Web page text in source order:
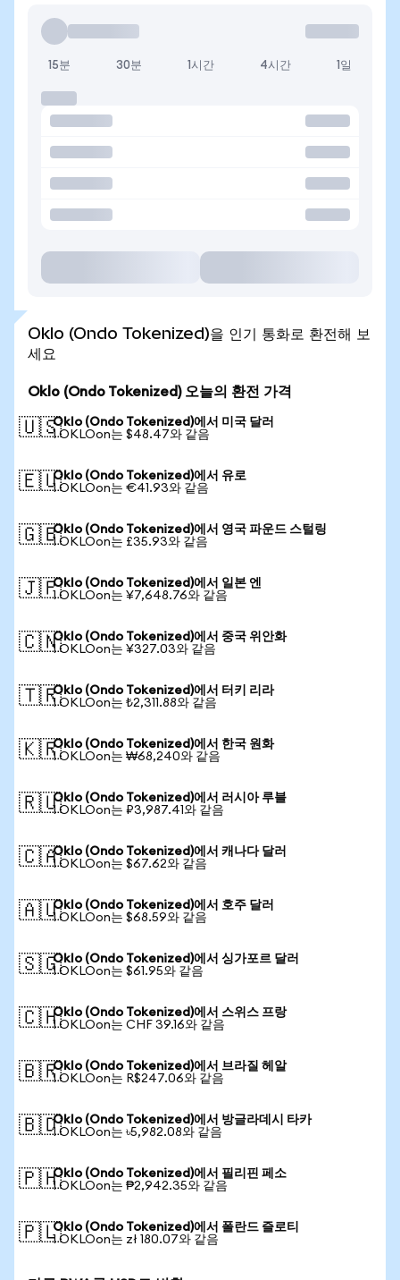
15분 30분 1시간 4시간 1일
Oklo (Ondo Tokenized)을 인기 통화로 환전해 보
세요
Oklo (Ondo Tokenized) 오늘의 환전 가격
🇺🇸Oklo (Ondo Tokenized)에서 미국 달러
1 OKLOon는 $48.47와 같음
🇪🇺Oklo (Ondo Tokenized)에서 유로
1 OKLOon는 €41.93와 같음
🇬🇧Oklo (Ondo Tokenized)에서 영국 파운드 스털링
1 OKLOon는 £35.93와 같음
🇯🇵Oklo (Ondo Tokenized)에서 일본 엔
1 OKLOon는 ¥7,648.76와 같음
🇨🇳Oklo (Ondo Tokenized)에서 중국 위안화
1 OKLOon는 ¥327.03와 같음
🇹🇷Oklo (Ondo Tokenized)에서 터키 리라
1 OKLOon는 ₺2,311.88와 같음
🇰🇷Oklo (Ondo Tokenized)에서 한국 원화
1 OKLOon는 ₩68,240와 같음
🇷🇺Oklo (Ondo Tokenized)에서 러시아 루블
1 OKLOon는 ₽3,987.41와 같음
🇨🇦Oklo (Ondo Tokenized)에서 캐나다 달러
1 OKLOon는 $67.62와 같음
🇦🇺Oklo (Ondo Tokenized)에서 호주 달러
1 OKLOon는 $68.59와 같음
🇸🇬Oklo (Ondo Tokenized)에서 싱가포르 달러
1 OKLOon는 $61.95와 같음
🇨🇭Oklo (Ondo Tokenized)에서 스위스 프랑
1 OKLOon는 CHF 39.16와 같음
🇧🇷Oklo (Ondo Tokenized)에서 브라질 헤알
1 OKLOon는 R$247.06와 같음
🇧🇩Oklo (Ondo Tokenized)에서 방글라데시 타카
1 OKLOon는 ৳5,982.08와 같음
🇵🇭Oklo (Ondo Tokenized)에서 필리핀 페소
1 OKLOon는 ₱2,942.35와 같음
🇵🇱Oklo (Ondo Tokenized)에서 폴란드 즐로티
1 OKLOon는 zł 180.07와 같음